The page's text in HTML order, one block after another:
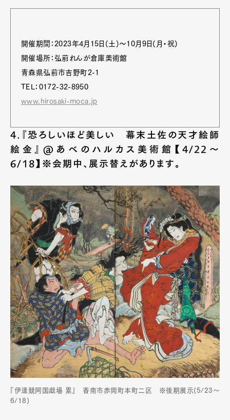
Official Columnist
About
Pen Meet
開催期間：2023年4月15日(土)〜10月9日(月・祝)
開催場所：弘前れんが倉庫美術館
青森県弘前市吉野町2-1
TEL：0172-32-8950
www.hirosaki-moca.jp
4.『恐ろしいほど美しい 幕末土佐の天才絵師
絵金』@あべのハルカス美術館【4/22～
6/18】※会期中、展示替えがあります。
『伊達競阿国戯場 累』 香南市赤岡町本町二区 ※後期展示(5/23〜
6/18)